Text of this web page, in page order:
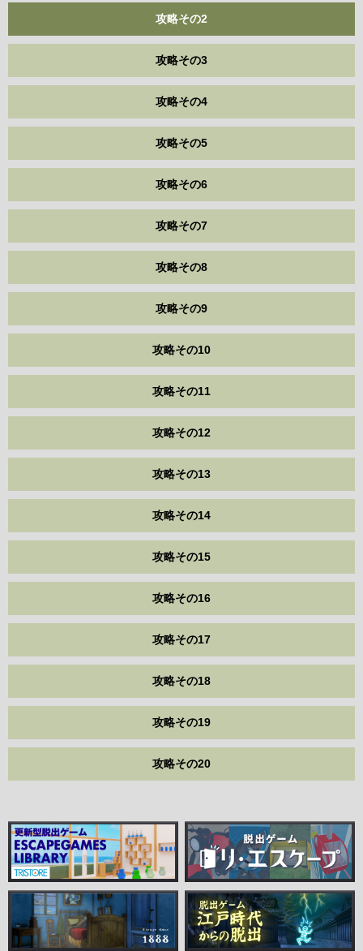
攻略その2
攻略その3
攻略その4
攻略その5
攻略その6
攻略その7
攻略その8
攻略その9
攻略その10
攻略その11
攻略その12
攻略その13
攻略その14
攻略その15
攻略その16
攻略その17
攻略その18
攻略その19
攻略その20